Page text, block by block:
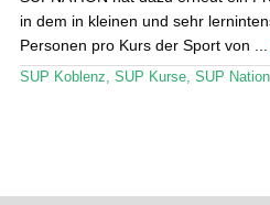
in dem in kleinen und sehr
Personen pro Kurs der Sport von ...
SUP Koblenz SUP Kurse, SUP Nation